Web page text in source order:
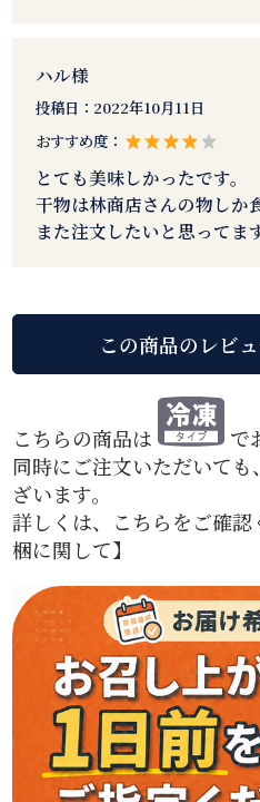
ハル様
投稿日： 2022年10月11日
おすすめ度：
とても美味しかったです。
干物は林商店さんの物しか
また注文したいと思ってます
こちらの商品は
で
同時にご注文いただいて
ざいます。
詳しくは、こちらをご確
梱に関して】